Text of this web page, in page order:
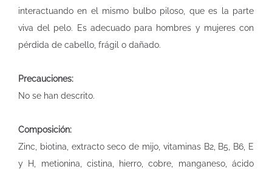
interactuando en el mismo bulbo piloso, que es la parte
viva del pelo. Es adecuado para hombres y mujeres con
pérdida de cabello, frágil o dañado.
Precauciones:
No se han descrito.
Composición:
Zinc, biotina, extracto seco de mijo, vitaminas B2, B5, B6, E
y H, metionina, cistina, hierro, cobre, manganeso, ácido